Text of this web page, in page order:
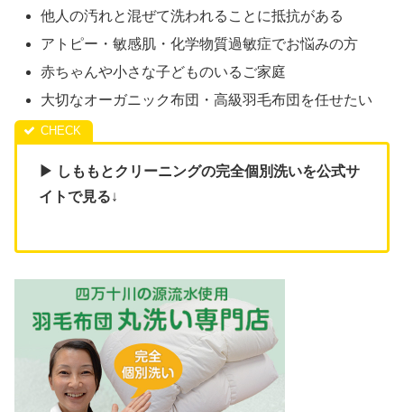
他人の汚れと混ぜて洗われることに抵抗がある
アトピー・敏感肌・化学物質過敏症でお悩みの方
赤ちゃんや小さな子どものいるご家庭
大切なオーガニック布団・高級羽毛布団を任せたい
▶ しももとクリーニングの完全個別洗いを公式サ
イトで見る↓